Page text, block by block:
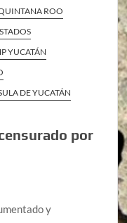
ROO
YUCATÁN
DE YUCATÁN
por
y